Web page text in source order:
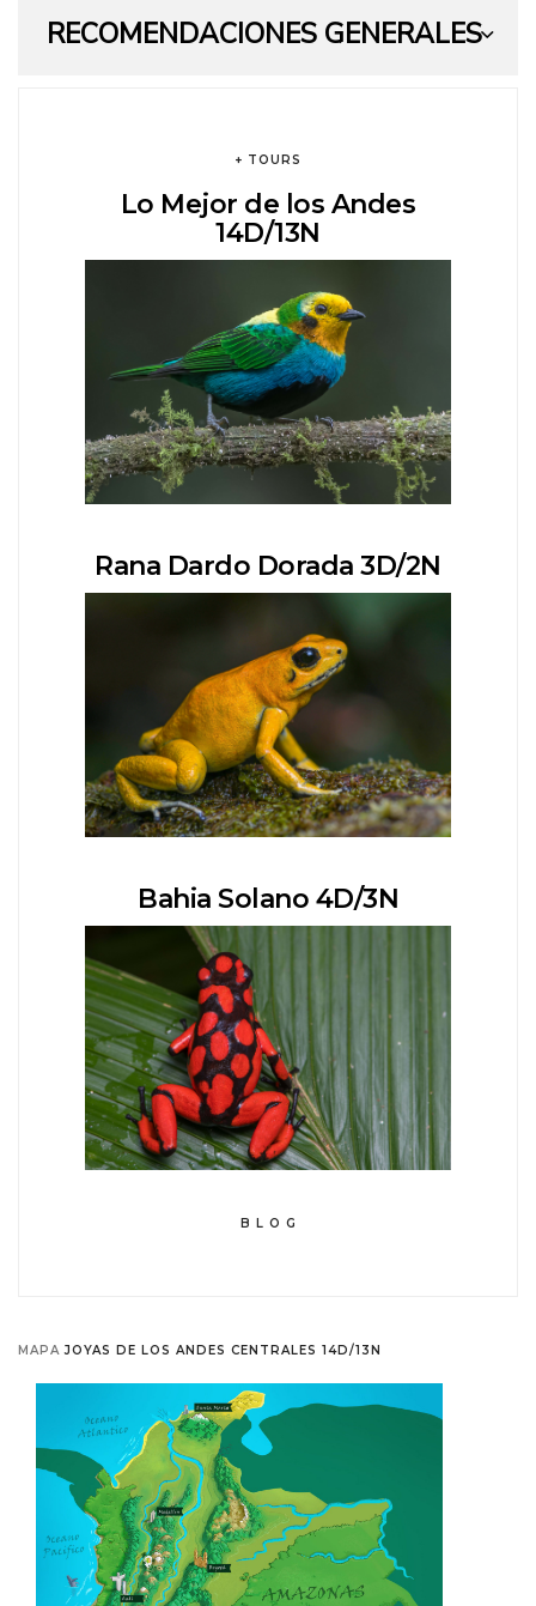
RECOMENDACIONES GENERALES
+ TOURS
Lo Mejor de los Andes
14D/13N
Rana Dardo Dorada 3D/2N
Bahia Solano 4D/3N
B L O G
MAPA JOYAS DE LOS ANDES CENTRALES 14D/13N